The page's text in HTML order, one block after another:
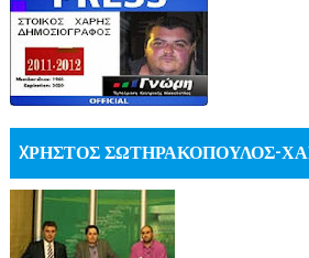
XΡΗΣΤΟΣ ΣΩΤΗΡΑΚΟΠΟΥΛΟΣ-